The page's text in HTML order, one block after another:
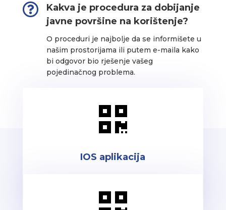

Kakva je procedura za dobijanje
javne površine na korištenje?
O proceduri je najbolje da se informišete u
našim prostorijama ili putem e-maila kako
bi odgovor bio rješenje vašeg
pojedinačnog problema.

IOS aplikacija